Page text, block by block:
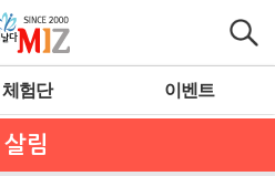
체험단 이벤트
살림